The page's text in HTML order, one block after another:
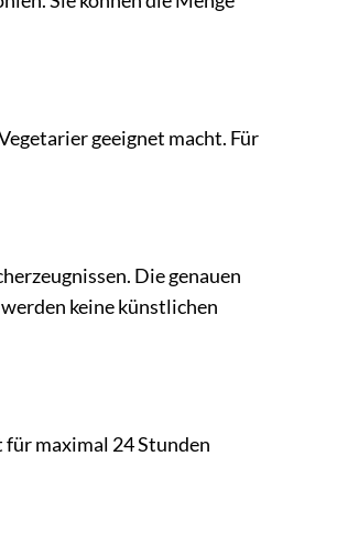
geeignet macht. Für
Die genauen
keine künstlichen
für maximal 24 Stunden